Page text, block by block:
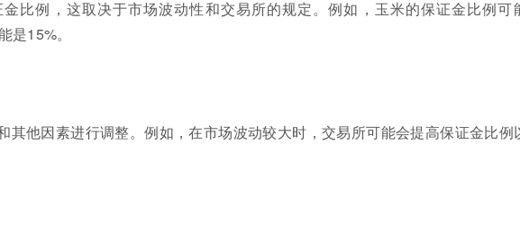
比例，这取决于市场波动性和交易所的规定。例如，玉米的保证金比例可
是15%。
其他因素进行调整。例如，在市场波动较大时，交易所可能会提高保证金比例